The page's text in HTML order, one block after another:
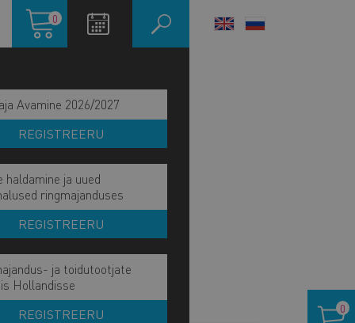
Ostukorv
0
Avamine 2026/2027
REGISTREERU
haldamine ja uued
ringmajanduses
REGISTREERU
ja toidutootjate
Hollandisse
REGISTREERU
LANGUAGE
0